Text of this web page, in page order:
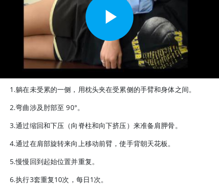
1.躺在未受累的一侧，用枕头夹在受累侧的手臂和身体之间。
2.弯曲涉及肘部至 90°。
3.通过缩回和下压（向脊柱和向下挤压）来准备肩胛骨。
4.通过在肩部旋转来向上移动前臂，使手背朝天花板。
5.慢慢回到起始位置并重复。
6.执行3套重复10次，每日1次。